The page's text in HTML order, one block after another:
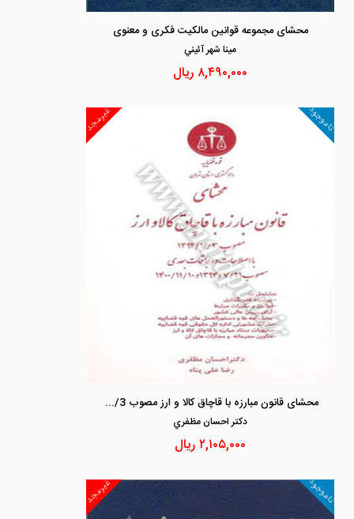
محشای مجموعه قوانین مالکیت فکری و معنوی
مينا شهر آئيني
۸,۴۹۰,۰۰۰ ریال
غیرمجد ناموجود
محشای قانون مبارزه با قاچاق کالا و ارز مصوب 1392/10/3 با اصلاحات و الحاقات بعدی مصوب 1394/7/21 و 1400/11/10
دكتر احسان مظفري
۲,۱۰۵,۰۰۰ریال
غیرمجد ناموجود